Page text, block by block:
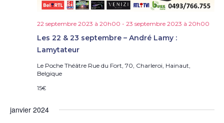
Les 22 & 23 septembre – André Lamy :
Lamytateur
22 septembre 2023 à 20h00 - 23 septembre 2023 à 20h00
Le Poche Théâtre Rue du Fort, 70, Charleroi, Hainaut,
Belgique
15€
janvier 2024